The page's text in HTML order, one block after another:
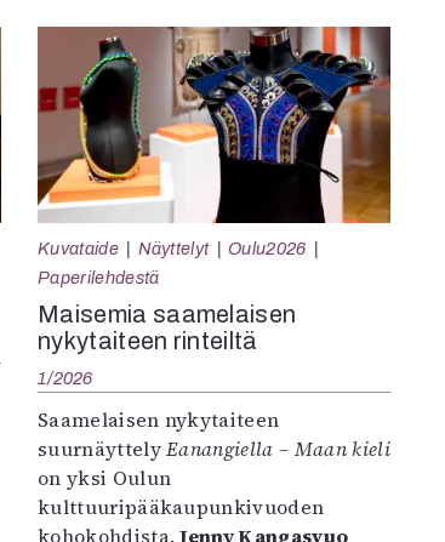
Kuvataide Näyttelyt
Oulu2026
Paperilehdestä
Maisemia saamelaisen
nykytaiteen rinteiltä
1/2026
Saamelaisen nykytaiteen
suurnäyttelyEanangiella – Maan kieli
on yksi Oulun
kulttuuripääkaupunkivuoden
kohokohdista.Jenny Kangasvuo